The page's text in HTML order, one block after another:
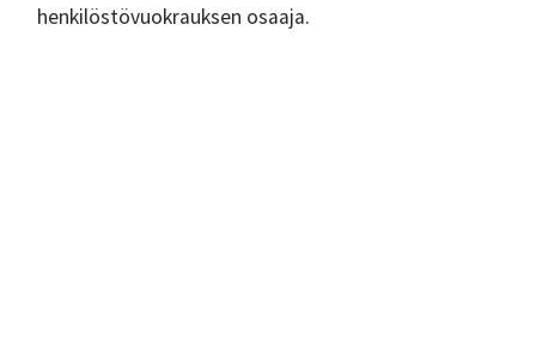
henkilöstövuokrauksen osaaja.